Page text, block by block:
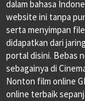
dalam bahasa
website ini tanpa
serta menyimpan
didapatkan dari
portal disini. Bebas
sebagainya di
Nonton film online
online terbaik